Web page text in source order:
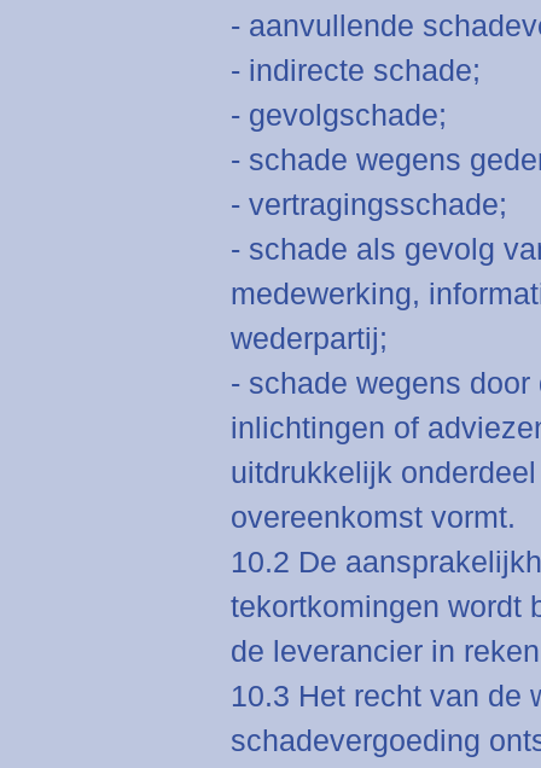
- aanvullende
- indirecte schade;
- gevolgschade;
- schade wegens
- vertragingsschade;
- schade als gevolg
medewerking,
wederpartij;
- schade wegens
inlichtingen of
uitdrukkelijk
overeenkomst vormt.
10.2 De
tekortkomingen wordt
de leverancier in
10.3 Het recht van de
schadevergoeding